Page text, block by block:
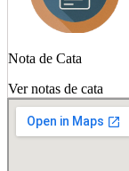
Nota de Cata
Ver notas de cata